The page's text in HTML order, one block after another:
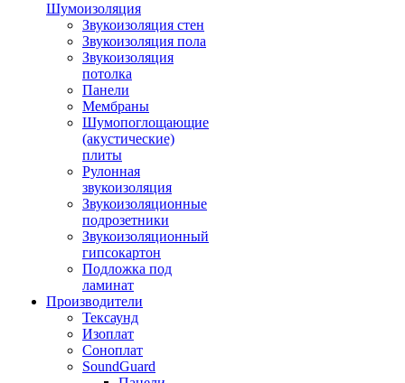
Шумоизоляция
Звукоизоляция стен
Звукоизоляция пола
Звукоизоляция
потолка
Панели
Мембраны
Шумопоглощающие
(акустические)
плиты
Рулонная
звукоизоляция
Звукоизоляционные
подрозетники
Звукоизоляционный
гипсокартон
Подложка под
ламинат
Производители
Тексаунд
Изоплат
Соноплат
SoundGuard